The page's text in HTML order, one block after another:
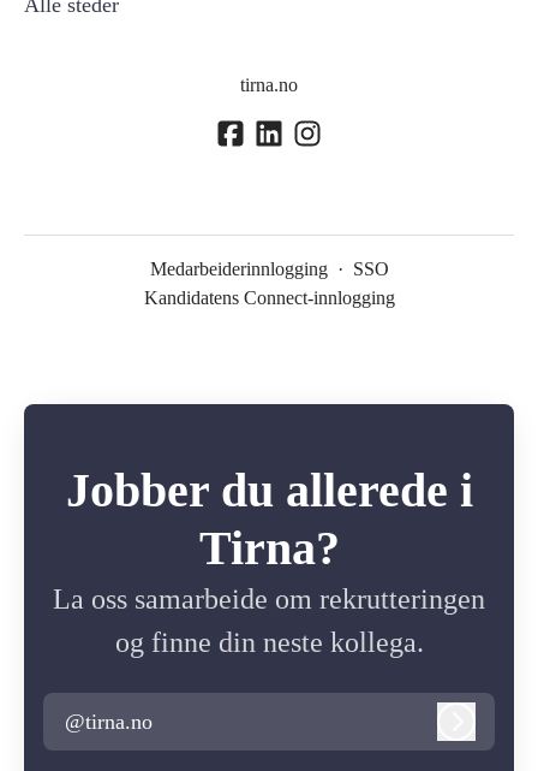
Alle steder
tirna.no
Medarbeiderinnlogging · SSO
Kandidatens Connect-innlogging
Jobber du allerede i
Tirna?
La oss samarbeide om rekrutteringen
og finne din neste kollega.
@tirna.no